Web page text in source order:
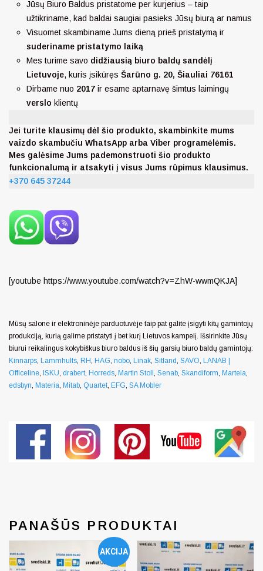
Jūsų Biuro Baldus pristatome per kurjerius – taip
užtikriname, kad baldai saugiai pasieks Jūsų biurą ar namus
Visuomet skambiname Jums dieną prieš pristatymą ir
suderiname pristatymo laiką
Mes turime savo didžiausią biuro baldų sandėlį
Lietuvoje, kuris įsikūręs Šarūno g. 20, Šiauliai 76161
Dirbame nuo 2017 ir esame aptarnavę šimtus laimingų
verslo klientų
Jei turite klausimų dėl šio produkto, skambinkite mums
vaizdo skambučiu WhatsApp arba Viber programėlėmis.
Mes galėsime Jums pademonstruoti šio produkto
funkcionalumą ir atsakyti į visus Jums rūpimus klausimus.
+370 645 37244
[youtube https://www.youtube.com/watch?v=ZhW-wwmQKJA]
Mūsų salone ir elektroninėje parduotuvėje taip pat galite įsigyti kitų gamintojų
produkciją, kurią galime pristatyti į bet kurį Lietuvos kampelį. Išsirinkite Jūsų
biurui reikalingus kokybiškus biuro baldus iš šių garsių biuro baldų gamintojų:
Kinnarps, Lammhults, RH, HAG, nobo, Linak, Sitland, SAVO, LANAB |
Officeline, ISKU, drabert, Horreds, Martin Stoll, Senab, Skandiform, Martela,
edsbyn, Materia, Mitab, Quartet, EFG, SA Mobler
PANAŠŪS PRODUKTAI
AKCIJA